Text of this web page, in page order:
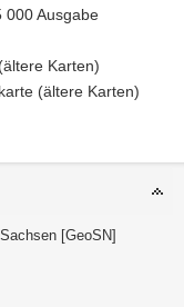
000 Ausgabe
Karten)
(ältere Karten)
[GeoSN]